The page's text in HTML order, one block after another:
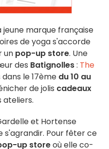
jeune marque française
de yoga s'accorde
un pop-up store. Une
des Batignolles: The
le 17ème du 10 au
de jolis cadeaux
et Hortense
s'agrandir. Pour fêter ce
up storeoù elle co-